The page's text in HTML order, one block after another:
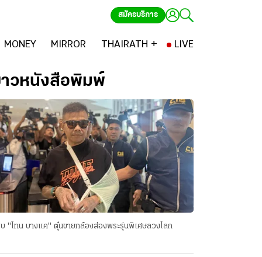
สมัครบริการ
MONEY MIRROR THAIRATH + LIVE
วหนังสือพิมพ์
"โทน บางแค" ตุ๋นขายกล้องส่องพระรุ่นพิเศษลวงโลก